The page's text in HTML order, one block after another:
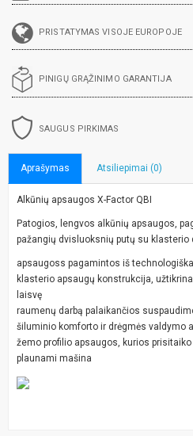
PRISTATYMAS VISOJE EUROPOJE
PINIGŲ GRĄŽINIMO GARANTIJA
SAUGUS PIRKIMAS
Aprašymas Atsiliepimai (0)
Alkūnių apsaugos X-Factor QBI
Patogios, lengvos alkūnių apsaugos,
pažangių dvisluoksnių putų su klasterio
apsaugoss pagamintos iš
klasterio apsaugų konstrukcija,
laisvę
raumenų darbą palaikančios
šiluminio komforto ir drėgmės valdymo
žemo profilio apsaugos, kurios prisitaiko
plaunami mašina